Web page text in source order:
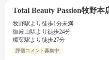
Total Beauty Passion牧野本
牧野駅より徒歩1分未満
御殿山駅より徒歩24分
樟葉駅より徒歩27分
評価コメント募集中